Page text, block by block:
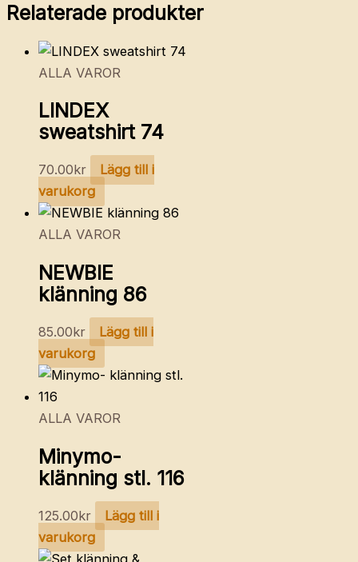
cm
Relaterade produkter
ALLA VAROR
LINDEX
sweatshirt 74
70.00kr
Lägg till i
varukorg
ALLA VAROR
NEWBIE
klänning 86
85.00kr
Lägg till i
varukorg
ALLA VAROR
Minymo-
klänning stl. 116
125.00kr
Lägg till i
varukorg